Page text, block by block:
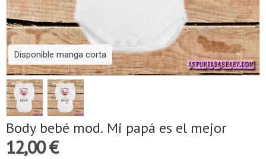
Disponible manga corta
Body bebé mod. Mi papá es el mejor
12,00 €